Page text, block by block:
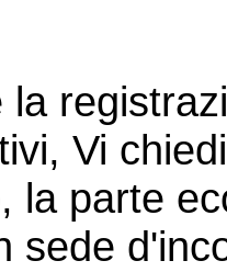
la
Vi
la parte
sede